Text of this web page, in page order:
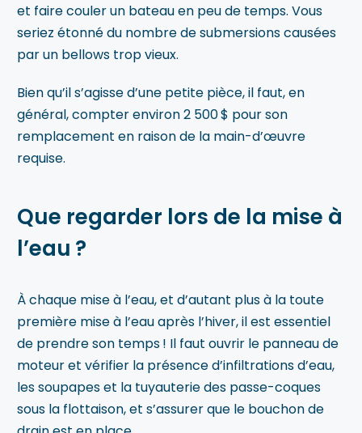
et faire couler un bateau en peu de temps. Vous
seriez étonné du nombre de submersions causées
par un bellows trop vieux.
Bien qu’il s’agisse d’une petite pièce, il faut, en
général, compter environ2 500 $ pour son
remplacement en raison de la main-d’œuvre
requise.
Que regarder lors de la mise à
l’eau ?
À chaque mise à l’eau, et d’autant plus à la toute
première mise à l’eau après l’hiver, il est essentiel
de prendre son temps ! Il faut ouvrir le panneau de
moteur et vérifier la présence d’infiltrations d’eau,
les soupapes et la tuyauterie des passe-coques
sous la flottaison, et s’assurer que le bouchon de